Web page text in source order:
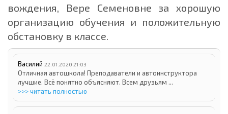
вождения, Вере Семеновне за хорошую
организацию обучения и положительную
обстановку в классе.
Василий 22.01.2020 21:03
Отличная автошкола! Преподаватели и автоинструктора
лучшие. Всё понятно объясняют. Всем друзьям ...
>>> читать полностью